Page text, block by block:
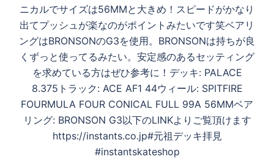
ニカルでサイズは56MMと大きめ！スピードがかなり
出てプッシュが楽なのがポイントみたいです笑ベアリ
ングはBRONSONのG3を使用。BRONSONは持ちが良
くずっと使ってるみたい。安定感のあるセッティング
を求めている方はぜひ参考に！デッキ: PALACE
8.375トラック: ACE AF1 44ウィール: SPITFIRE
FOURMULA FOUR CONICAL FULL 99A 56MMベア
リング: BRONSON G3以下のLINKよりご覧頂けます
https://instants.co.jp#元祖デッキ拝見
#instantskateshop